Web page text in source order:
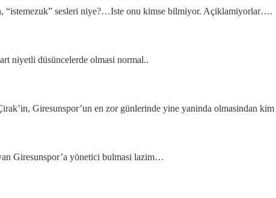
“istemezuk” sesleri niye?…Iste onu kimse bilmiyor. Açiklamiyorlar….
niyetli düsüncelerde olmasi normal..
Giresunspor’un en zor günlerinde yine yaninda olmasindan
Giresunspor’a yönetici bulmasi lazim…